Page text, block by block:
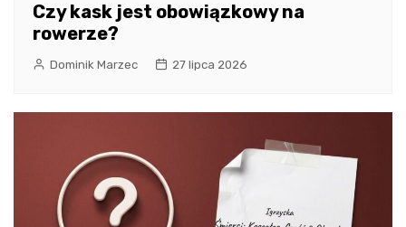
Czy kask jest obowiązkowy na
rowerze?
Dominik Marzec 27 lipca 2026